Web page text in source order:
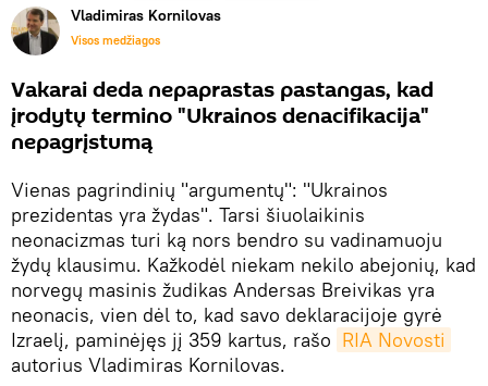
Vladimiras Kornilovas
Visos medžiagos
Vakarai deda nepaprastas pastangas, kad
įrodytų termino "Ukrainos denacifikacija"
nepagrįstumą
Vienas pagrindinių "argumentų": "Ukrainos
prezidentas yra žydas". Tarsi šiuolaikinis
neonacizmas turi ką nors bendro su vadinamuoju
žydų klausimu. Kažkodėl niekam nekilo abejonių, kad
norvegų masinis žudikas Andersas Breivikas yra
neonacis, vien dėl to, kad savo deklaracijoje gyrė
Izraelį, paminėjęs jį 359 kartus, rašo RIA Novosti
autorius Vladimiras Kornilovas.